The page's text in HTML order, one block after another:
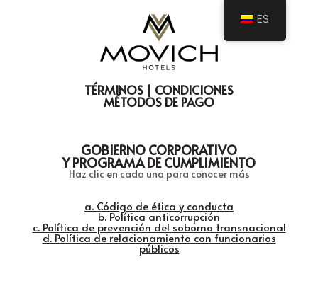
TÉRMINOS | CONDICIONES
MÉTODOS DE PAGO
GOBIERNO CORPORATIVO
Y PROGRAMA DE CUMPLIMIENTO
Haz clic en cada una para conocer más
a. Código de ética y conducta
b. Política anticorrupción
c. Política de prevención del soborno transnacional
d. Política de relacionamiento con funcionarios
públicos
ES